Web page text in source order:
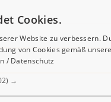
Cookies.
Website zu verbessern.
von Cookies gemäß
/ Datenschutz
→